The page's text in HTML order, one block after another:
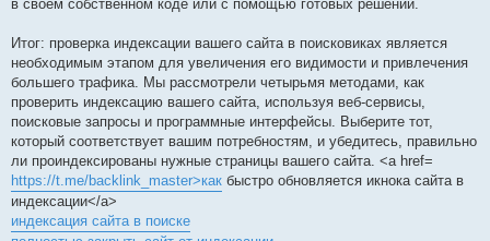
в своем собственном коде или с помощью готовых решений.
Итог: проверка индексации вашего сайта в поисковиках является
необходимым этапом для увеличения его видимости и привлечения
большего трафика. Мы рассмотрели четырьмя методами, как
проверить индексацию вашего сайта, используя веб-сервисы,
поисковые запросы и программные интерфейсы. Выберите тот,
который соответствует вашим потребностям, и убедитесь, правильно
ли проиндексированы нужные страницы вашего сайта. <a href=
https://t.me/backlink_master>как быстро обновляется икнока сайта в
индексации</a>
индексация сайта в поиске